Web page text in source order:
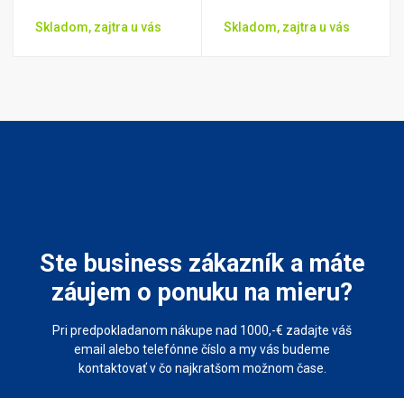
Skladom, zajtra u vás Skladom, zajtra u vás
Ste business zákazník a máte
záujem o ponuku na mieru?
Pri predpokladanom nákupe nad 1000,-€ zadajte váš
email alebo telefónne číslo a my vás budeme
kontaktovať v čo najkratšom možnom čase.